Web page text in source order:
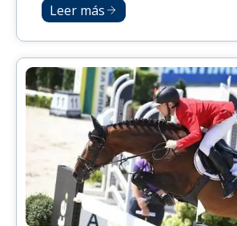
Leer más